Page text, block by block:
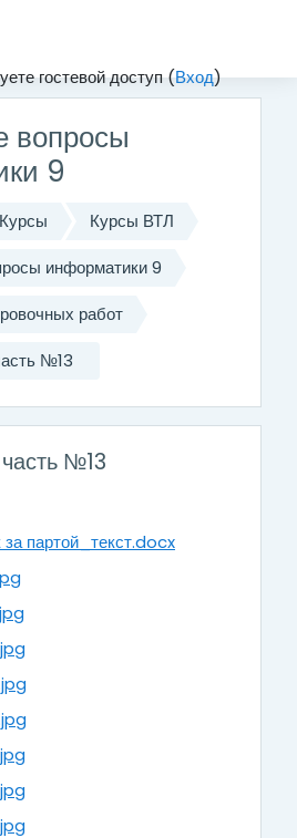
гостевой доступ (Вход)
вопросы
9
Курсы
Курсы ВТЛ
информатики 9
работ
№13
№13
за партой_текст.docx